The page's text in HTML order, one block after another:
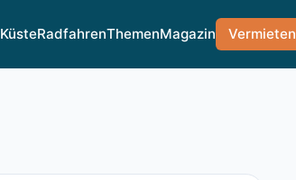
KüsteRadfahrenThemenMagazin Vermieten